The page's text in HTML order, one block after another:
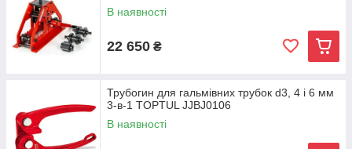
В наявності
22 650 ₴
Трубогин для гальмівних трубок d3, 4 і 6 мм
3-в-1 TOPTUL JJBJ0106
В наявності